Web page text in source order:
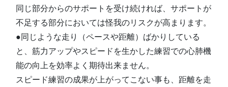
同じ部分からのサポートを受け続ければ、サポートが
不足する部分においては怪我のリスクが高まります。
●同じような走り（ペースや距離）ばかりしている
と、筋力アップやスピードを生かした練習での心肺機
能の向上を効率よく期待出来ません。
スピード練習の成果が上がってこない事も、距離を走